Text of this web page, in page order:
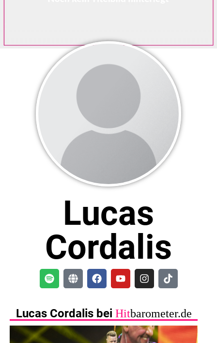
Lucas
Cordalis
Lucas Cordalis bei Hitbarometer.de